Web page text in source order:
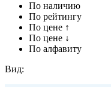
По наличию
По рейтингу
По цене ↑
По цене ↓
По алфавиту
Вид: